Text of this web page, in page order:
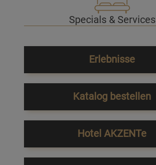
Specials & Services
Erlebnisse
Katalog bestellen
Hotel AKZENTe